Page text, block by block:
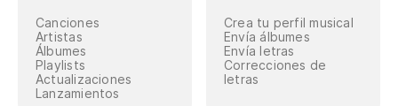
Canciones
Artistas
Álbumes
Playlists
Actualizaciones
Lanzamientos
Crea tu perfil musical
Envía álbumes
Envía letras
Correcciones de
letras